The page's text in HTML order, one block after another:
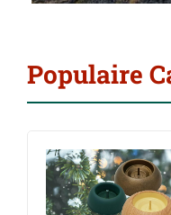
Populaire